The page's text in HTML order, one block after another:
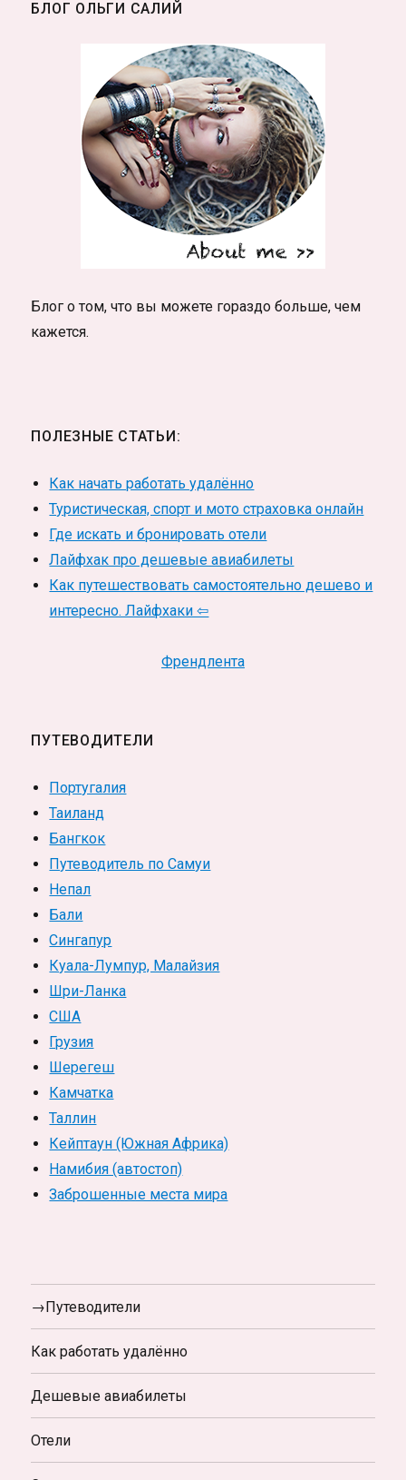
БЛОГ ОЛЬГИ САЛИЙ
Блог о том, что вы можете гораздо больше, чем
кажется.
ПОЛЕЗНЫЕ СТАТЬИ:
Как начать работать удалённо
Туристическая, спорт и мото страховка онлайн
Где искать и бронировать отели
Лайфхак про дешевые авиабилеты
Как путешествовать самостоятельно дешево и
интересно. Лайфхаки ⇦
Френдлента
ПУТЕВОДИТЕЛИ
Португалия
Таиланд
Бангкок
Путеводитель по Самуи
Непал
Бали
Сингапур
Куала-Лумпур, Малайзия
Шри-Ланка
США
Грузия
Шерегеш
Камчатка
Таллин
Кейптаун (Южная Африка)
Намибия (автостоп)
Заброшенные места мира
→Путеводители
Как работать удалённо
Дешевые авиабилеты
Отели